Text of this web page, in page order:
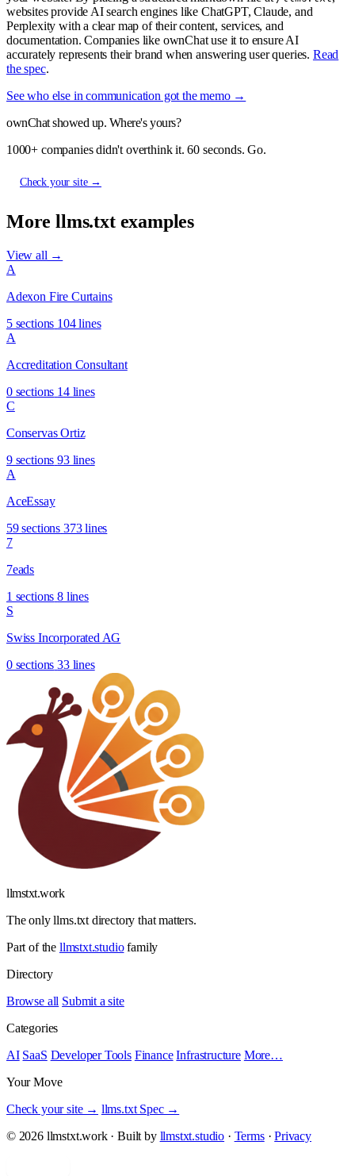
websites provide AI search engines like ChatGPT, Claude, and
Perplexity with a clear map of their content, services, and
documentation. Companies like ownChat use it to ensure AI
accurately represents their brand when answering user queries. Read
the spec.
See who else in communication got the memo →
ownChat showed up. Where's yours?
1000+ companies didn't overthink it. 60 seconds. Go.
Check your site →
More llms.txt examples
View all →
A
Adexon Fire Curtains
5 sections 104 lines
A
Accreditation Consultant
0 sections 14 lines
C
Conservas Ortiz
9 sections 93 lines
A
AceEssay
59 sections 373 lines
7
7eads
1 sections 8 lines
S
Swiss Incorporated AG
0 sections 33 lines
llmstxt.work
The only llms.txt directory that matters.
Part of the llmstxt.studiofamily
Directory
Browse all Submit a site
Categories
AI SaaS Developer Tools Finance Infrastructure More…
Your Move
Check your site → llms.txt Spec →
© 2026 llmstxt.work · Built by llmstxt.studio · Terms·Privacy